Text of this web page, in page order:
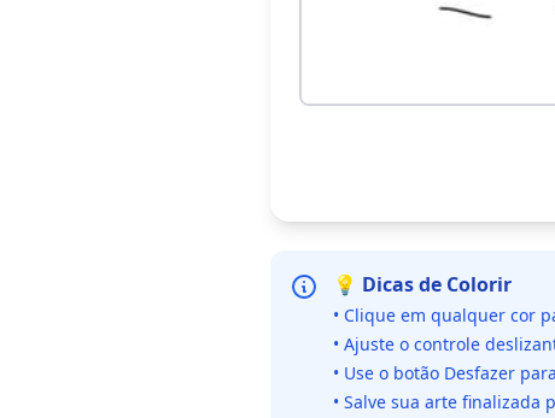
💡 Dicas de Colorir
• Clique em qualquer cor
• Ajuste o controle
• Use o botão Desfazer
• Salve sua arte finalizada